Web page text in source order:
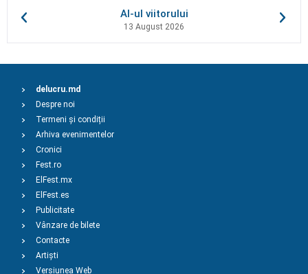
AI-ul viitorului
13 August 2026
delucru.md
Despre noi
Termeni și condiții
Arhiva evenimentelor
Cronici
Fest.ro
ElFest.mx
ElFest.es
Publicitate
Vânzare de bilete
Contacte
Artiști
Versiunea Web